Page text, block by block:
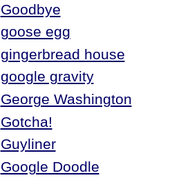
Goodbye
goose egg
gingerbread house
google gravity
George Washington
Gotcha!
Guyliner
Google Doodle